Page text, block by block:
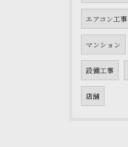
エアコン工事
マンション
設備工事
店舗